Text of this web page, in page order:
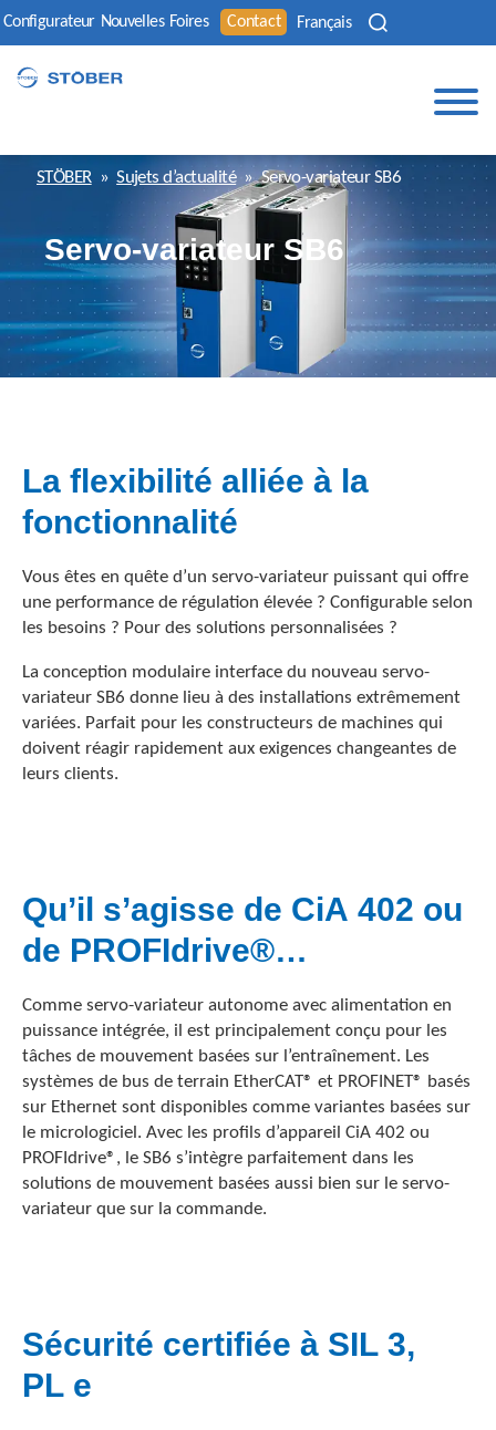
Configurateur Nouvelles Foires Contact Français
STÖBER » Sujets d’actualité » Servo-variateur SB6
Servo-variateur SB6
La flexibilité alliée à la
fonctionnalité
Vous êtes en quête d’un servo-variateur puissant qui offre
une performance de régulation élevée ? Configurable selon
les besoins ? Pour des solutions personnalisées ?
La conception modulaire interface du nouveau servo-
variateur SB6 donne lieu à des installations extrêmement
variées. Parfait pour les constructeurs de machines qui
doivent réagir rapidement aux exigences changeantes de
leurs clients.
Qu’il s’agisse de CiA 402 ou
de PROFIdrive®…
Comme servo-variateur autonome avec alimentation en
puissance intégrée, il est principalement conçu pour les
tâches de mouvement basées sur l’entraînement. Les
systèmes de bus de terrain EtherCAT® et PROFINET® basés
sur Ethernet sont disponibles comme variantes basées sur
le micrologiciel. Avec les profils d’appareil CiA 402 ou
PROFIdrive®, le SB6 s’intègre parfaitement dans les
solutions de mouvement basées aussi bien sur le servo-
variateur que sur la commande.
Sécurité certifiée à SIL 3,
PL e